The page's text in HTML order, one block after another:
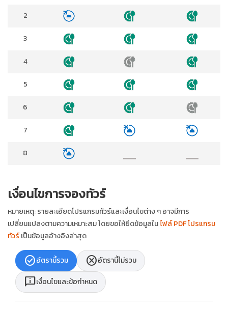
2
3
4
5
6
7
8
เงื่อนไขการจองทัวร์
หมายเหตุ: รายละเอียดโปรแกรมทัวร์และเงื่อนไขต่าง ๆ อาจมีการ
เปลี่ยนแปลงตามความเหมาะสม โดยขอให้ยึดข้อมูลในไฟล์ PDF โปรแกรม
ทัวร์เป็นข้อมูลอ้างอิงล่าสุด
check_circleอัตรานี้รวม cancelอัตรานี้ไม่รวม
chat_infoเงื่อนไขและข้อกำหนด